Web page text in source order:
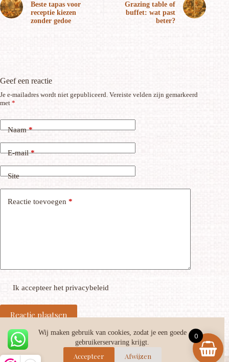
Wij maken gebruik van cookies, zodat je een goede
gebruikerservaring krijgt.
Accepteer Afwijzen
Beste tapas voor
receptie kiezen
zonder gedoe
Grazing table of
buffet: wat past
beter?
Geef een reactie
Je e-mailadres wordt niet gepubliceerd. Vereiste velden zijn gemarkeerd
met *
Naam*
E-mail*
Site
Reactie toevoegen *
Ik accepteer hetprivacybeleid
Reactie plaatsen
0